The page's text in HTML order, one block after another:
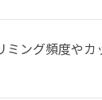
ミング頻度やカ